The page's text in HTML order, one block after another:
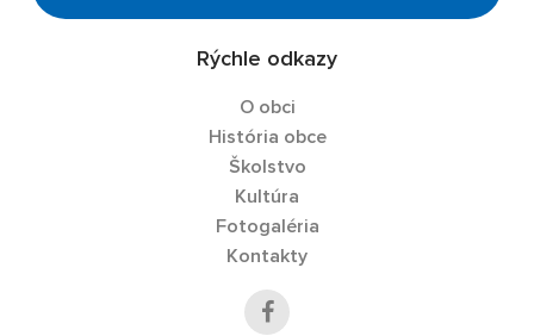
Rýchle odkazy
O obci
História obce
Školstvo
Kultúra
Fotogaléria
Kontakty